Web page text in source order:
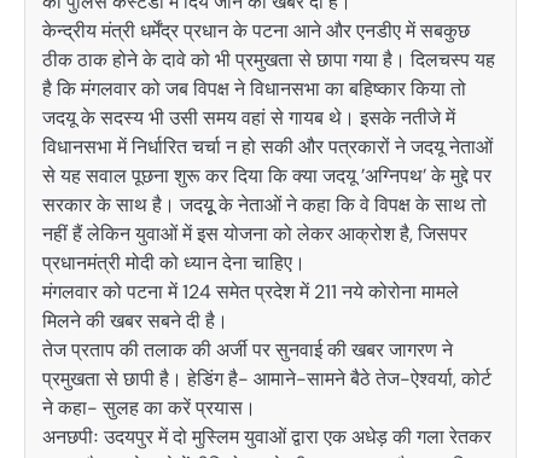
केन्द्रीय मंत्री धर्मेंद्र प्रधान के पटना आने और एनडीए में सबकुछ
ठीक ठाक होने के दावे को भी प्रमुखता से छापा गया है। दिलचस्प यह
है कि मंगलवार को जब विपक्ष ने विधानसभा का बहिष्कार किया तो
जदयू के सदस्य भी उसी समय वहां से गायब थे। इसके नतीजे में
विधानसभा में निर्धारित चर्चा न हो सकी और पत्रकारों ने जदयू नेताओं
से यह सवाल पूछना शुरू कर दिया कि क्या जदयू ’अग्निपथ’ के मुद्दे पर
सरकार के साथ है। जदयूू के नेताओं ने कहा कि वे विपक्ष के साथ तो
नहीं हैं लेकिन युवाओं में इस योजना को लेकर आक्रोश है, जिसपर
प्रधानमंत्री मोदी को ध्यान देना चाहिए।
मंगलवार को पटना में 124 समेत प्रदेश में 211 नये कोरोना मामले
मिलने की खबर सबने दी है।
तेज प्रताप की तलाक की अर्जी पर सुनवाई की खबर जागरण ने
प्रमुखता से छापी है। हेडिंग है- आमाने-सामने बैठे तेज-ऐश्वर्या, कोर्ट
ने कहा- सुलह का करें प्रयास।
अनछपीः उदयपुर में दो मुस्लिम युवाओं द्वारा एक अधेड़ की गला रेतकर